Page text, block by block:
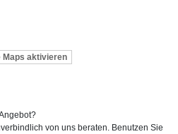
Maps aktivieren
von uns beraten. Benutzen Sie